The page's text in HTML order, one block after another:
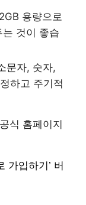
용량으로
것이 좋습
문자, 숫자,
하고 주기적
식 홈페이지
가입하기’ 버